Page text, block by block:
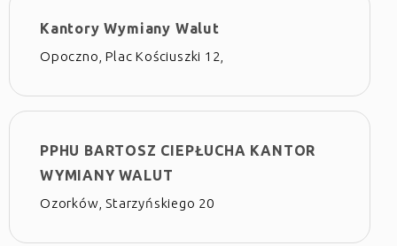
Kantory Wymiany Walut
Opoczno, Plac Kościuszki 12,
PPHU BARTOSZ CIEPŁUCHA KANTOR
WYMIANY WALUT
Ozorków, Starzyńskiego 20